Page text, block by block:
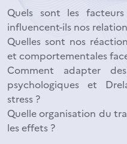
Quels sont les
influencent-ils nos
Quelles sont nos
et comportementales
Comment adapter
psychologiques et
stress ?
Quelle organisation du
les effets ?